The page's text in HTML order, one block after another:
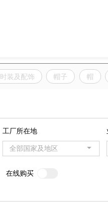
时装及配饰 帽子 帽
工厂所在地
全部国家及地区
在线购买